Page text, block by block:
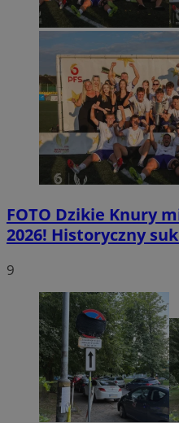
FOTO Dzikie Knury
2026! Historyczny
9